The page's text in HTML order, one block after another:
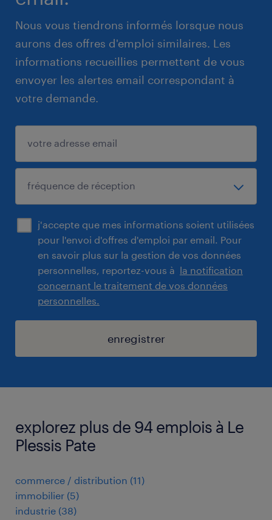
Nous vous tiendrons informés lorsque nous
aurons des offres d'emploi similaires. Les
informations recueillies permettent de vous
envoyer les alertes email correspondant à
votre demande.
j'accepte que mes informations soient utilisées
pour l'envoi d'offres d'emploi par email. Pour
en savoir plus sur la gestion de vos données
personnelles, reportez-vous à la notification
concernant le traitement de vos données
personnelles.
enregistrer
explorez plus de 94 emplois à Le
Plessis Pate
commerce / distribution (11)
immobilier (5)
industrie (38)